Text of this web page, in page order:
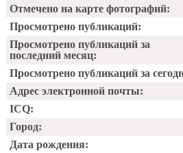
Отмечено на карте фотографий:
Просмотрено публикаций:
Просмотрено публикаций за
последний месяц:
Просмотрено публикаций за
Адрес электронной почты:
ICQ:
Город:
Дата рождения: